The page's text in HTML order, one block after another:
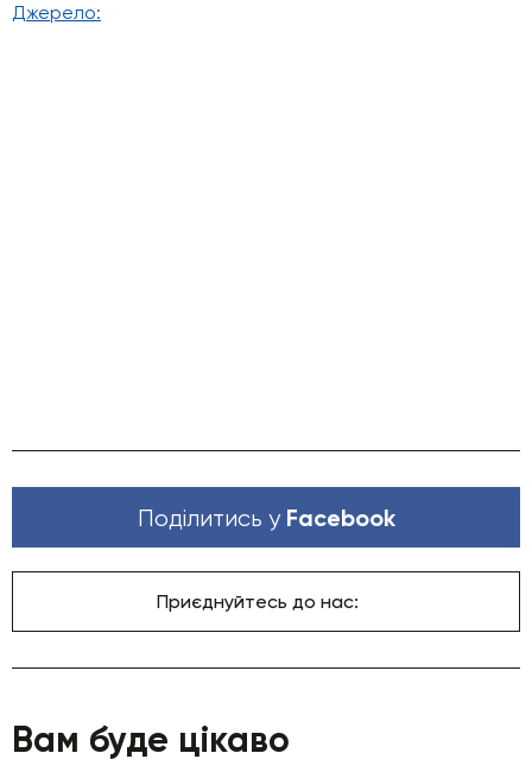
Джерело:
Поділитись у Facebook
Приєднуйтесь до нас:
Вам буде цікаво